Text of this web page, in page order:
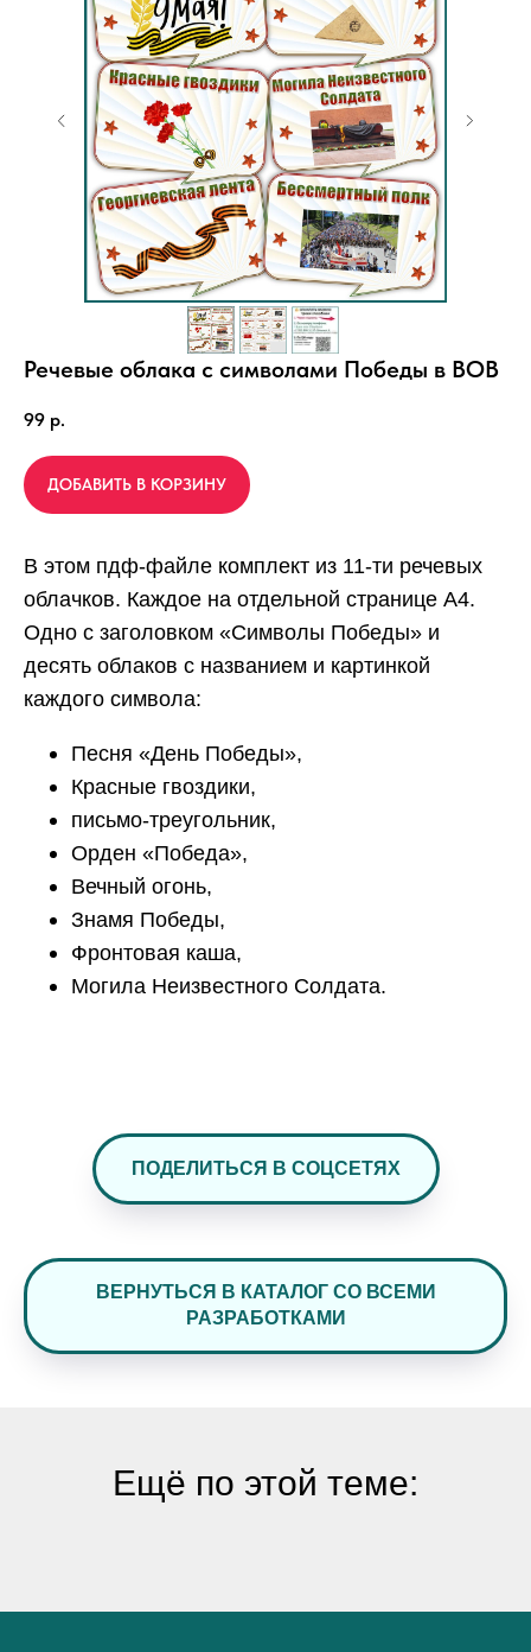
Речевые облака с символами Победы в ВОВ
99 р.
ДОБАВИТЬ В КОРЗИНУ
В этом пдф-файле комплект из 11-ти речевых
облачков. Каждое на отдельной странице А4.
Одно с заголовком «Символы Победы» и
десять облаков с названием и картинкой
каждого символа:
Песня «День Победы»,
Красные гвоздики,
письмо-треугольник,
Орден «Победа»,
Вечный огонь,
Знамя Победы,
Фронтовая каша,
Могила Неизвестного Солдата.
ПОДЕЛИТЬСЯ В СОЦСЕТЯХ
ВЕРНУТЬСЯ В КАТАЛОГ СО ВСЕМИ
РАЗРАБОТКАМИ
Ещё по этой теме: